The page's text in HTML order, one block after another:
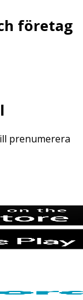
företag
prenumerera